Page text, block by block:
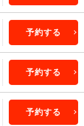
予約する
予約する
予約する